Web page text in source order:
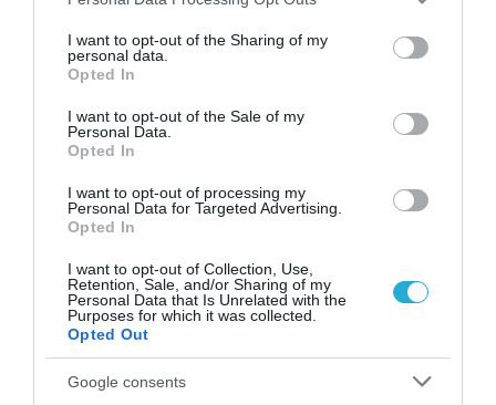
not limited to your visit or usage behaviour. You may click to
grant or deny consent to Google and its third-party tags to
use your data for below specified purposes in below Google
consent section.
I want to opt-out of the Sharing of my
personal data.
Opted In
I want to opt-out of the Sale of my
Personal Data.
Opted In
I want to opt-out of processing my
Personal Data for Targeted Advertising.
Opted In
I want to opt-out of Collection, Use,
Retention, Sale, and/or Sharing of my
Personal Data that Is Unrelated with the
Purposes for which it was collected.
Opted Out
Google consents
09.08.2026 | 22:15
Ρία Ελληνίδου: «Ζάλισε» το Αιγαίο με το
μαγιό της – Οι καυτές εικόνες από τη Δήλο
μετά τη Μύκονο!
ΙΩΑΝΝΑ ΠΥΛΟΥΔΗ
09.08.2026 | 22:01
Κλέλια Ανδριολάτου: Στιγμές χαλάρωσης
στον Αχέροντα – Η γιόγκα μέσα στη φύση
και το “θεραπευτικό” μήνυμα
ΙΩΑΝΝΑ ΚΑΡΑ
09.08.2026 | 20:05
PODCASTS